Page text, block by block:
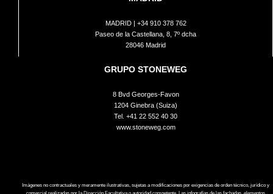
MADRID | +34 910 378 762
Paseo de la Castellana, 8, 7º dcha
28046 Madrid
GRUPO STONEWEG
8 Bvd Georges-Favon
1204 Ginebra (Suiza)
Tel. +41 22 552 40 30
www.stoneweg.com
Imágenes no contractuales y meramente ilustrativas, sujetas a modificaciones por exigencias de orden técnico, jurídico y
comercial realizadas por la Dirección Facultativa o autoridad competente. Las infografías de las fachadas, elementos